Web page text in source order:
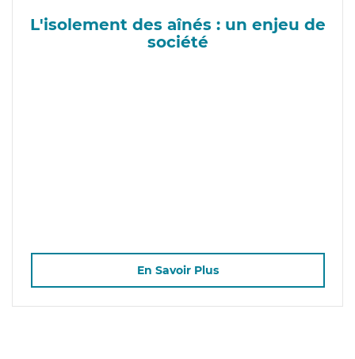
L'isolement des aînés : un enjeu de
société
En Savoir Plus